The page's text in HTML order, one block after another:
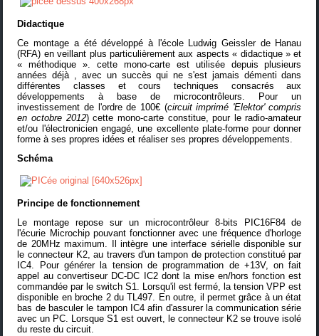
Didactique
Ce montage a été développé à l'école Ludwig Geissler de Hanau
(RFA) en veillant plus particulièrement aux aspects « didactique » et
« méthodique ». cette mono-carte est utilisée depuis plusieurs
années déjà , avec un succès qui ne s'est jamais démenti dans
différentes classes et cours techniques consacrés aux
développements à base de microcontrôleurs. Pour un
investissement de l'ordre de 100€ (circuit imprimé 'Elektor' compris
en octobre 2012) cette mono-carte constitue, pour le radio-amateur
et/ou l'électronicien engagé, une excellente plate-forme pour donner
forme à ses propres idées et réaliser ses propres développements.
Schéma
Principe de fonctionnement
Le montage repose sur un microcontrôleur 8-bits PIC16F84 de
l'écurie Microchip pouvant fonctionner avec une fréquence d'horloge
de 20MHz maximum. Il intègre une interface sérielle disponible sur
le connecteur K2, au travers d'un tampon de protection constitué par
IC4. Pour générer la tension de programmation de +13V, on fait
appel au convertiseur DC-DC IC2 dont la mise en/hors fonction est
commandée par le switch S1. Lorsqu'il est fermé, la tension VPP est
disponible en broche 2 du TL497. En outre, il permet grâce à un état
bas de basculer le tampon IC4 afin d'assurer la communication série
avec un PC. Lorsque S1 est ouvert, le connecteur K2 se trouve isolé
du reste du circuit.